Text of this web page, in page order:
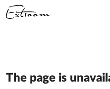
The page is